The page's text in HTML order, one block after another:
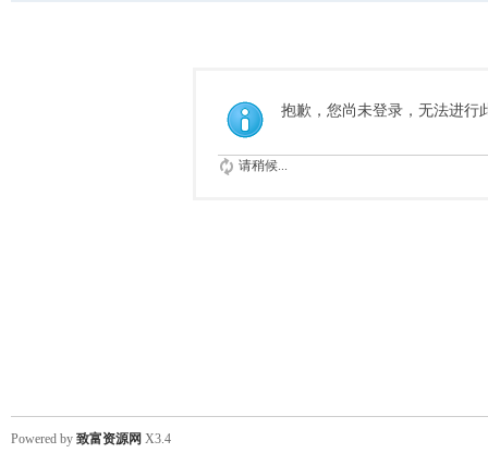
索
抱歉，您尚未登录，无法进行
请稍候...
Powered by 致富资源网 X3.4